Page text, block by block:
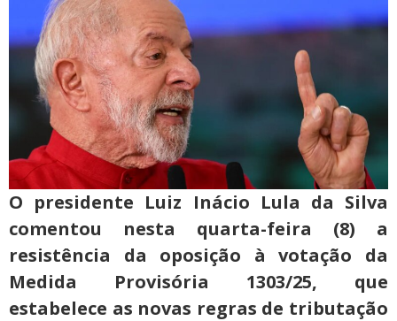
O presidente Luiz Inácio Lula da Silva
comentou nesta quarta-feira (8) a
resistência da oposição à votação da
Medida Provisória 1303/25, que
estabelece as novas regras de tributação